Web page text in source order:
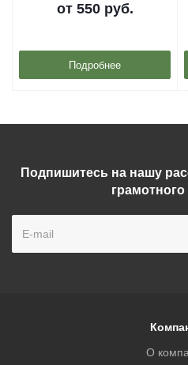
от 550 руб.
Подробнее
Подпишитесь на нашу
грамотного
О